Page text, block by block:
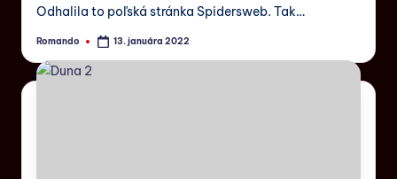
Odhalila to poľská stránka Spidersweb. Tak…
Romando 13. januára 2022